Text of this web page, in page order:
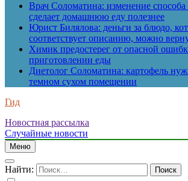
Врач Соломатина: изменение способа
сделает домашнюю еду полезнее
Юрист Билялова: деньги за блюдо,
соответствует описанию, можно
Химик предостерег от опасной
приготовлении еды
Диетолог Соломатина: картофель
темном сухом помещении
Гид
Новостная рассылка
Случайные новости
Меню
Найти: